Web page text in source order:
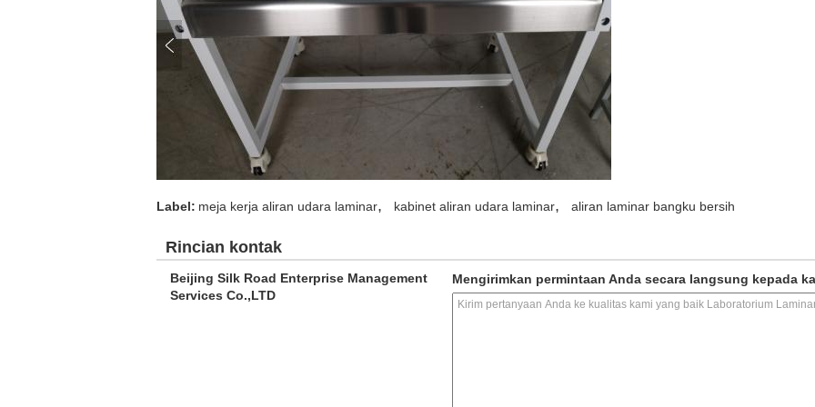
Label: meja kerja aliran udara laminar, kabinet aliran udara laminar, aliran laminar bangku bersih
Rincian kontak
Beijing Silk Road Enterprise Management
Services Co.,LTD
Mengirimkan permintaan Anda secara langsung kepada